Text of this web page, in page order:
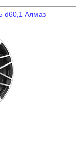
d60,1 Алмаз